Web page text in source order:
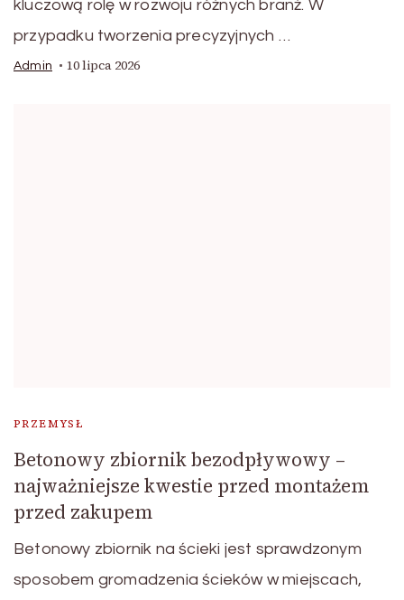
kluczową rolę w rozwoju różnych branż. W
przypadku tworzenia precyzyjnych …
Admin 10 lipca 2026
PRZEMYSŁ
Betonowy zbiornik bezodpływowy –
najważniejsze kwestie przed montażem
przed zakupem
Betonowy zbiornik na ścieki jest sprawdzonym
sposobem gromadzenia ścieków w miejscach,